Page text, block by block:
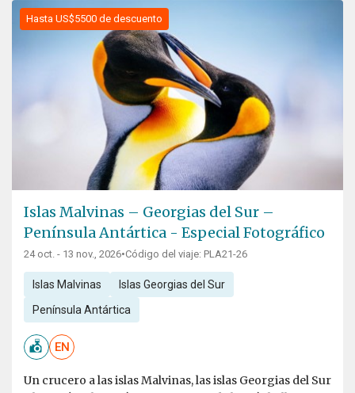
Hasta US$5500 de descuento
Islas Malvinas – Georgias del Sur –
Península Antártica - Especial Fotográfico
24 oct. - 13 nov., 2026•Código del viaje: PLA21-26
Islas Malvinas Islas Georgias del Sur
Península Antártica
EN
Un crucero a las islas Malvinas, las islas Georgias del Sur